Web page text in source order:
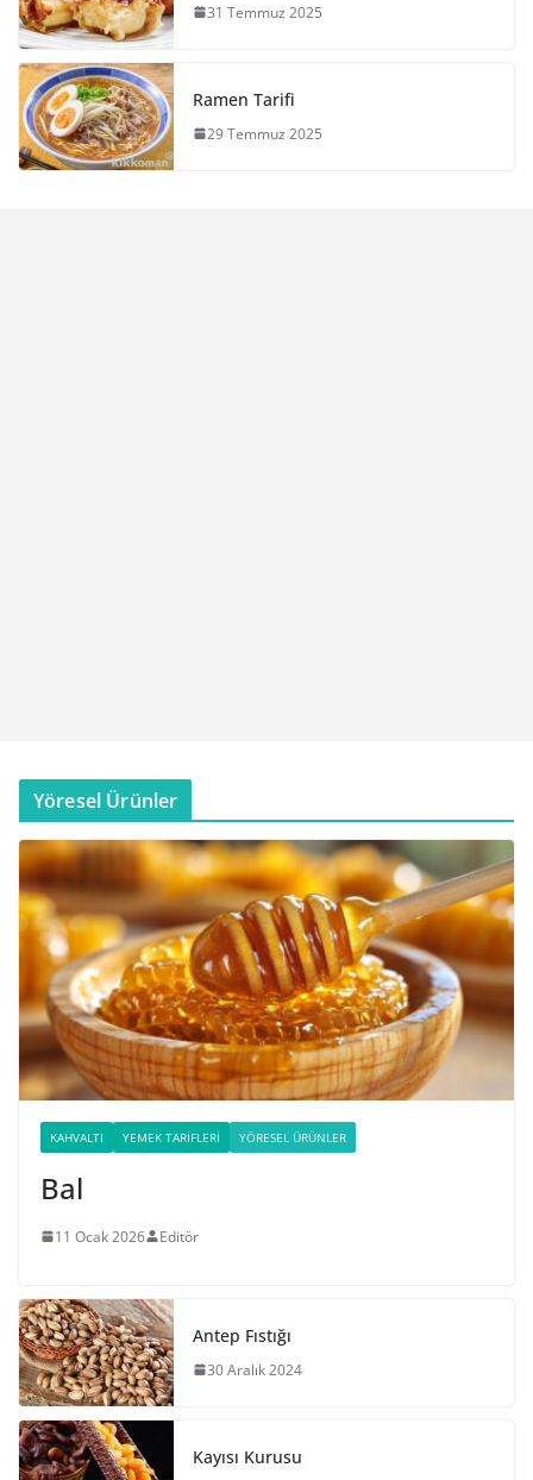
31 Temmuz 2025
Ramen Tarifi
29 Temmuz 2025
Yöresel Ürünler
KAHVALTI YEMEK TARIFLERI YÖRESEL ÜRÜNLER
Bal
11 Ocak 2026 Editör
Antep Fıstığı
30 Aralık 2024
Kayısı Kurusu